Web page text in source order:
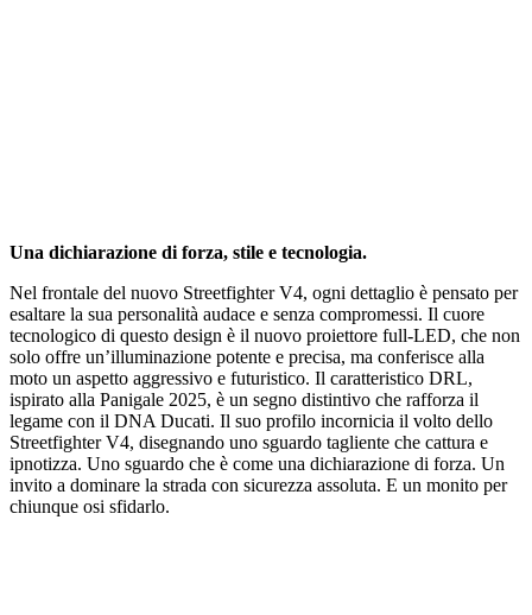
Una dichiarazione di forza, stile e tecnologia.
Nel frontale del nuovo Streetfighter V4, ogni dettaglio è pensato per
esaltare la sua personalità audace e senza compromessi. Il cuore
tecnologico di questo design è il nuovo proiettore full-LED, che non
solo offre un’illuminazione potente e precisa, ma conferisce alla
moto un aspetto aggressivo e futuristico. Il caratteristico DRL,
ispirato alla Panigale 2025, è un segno distintivo che rafforza il
legame con il DNA Ducati. Il suo profilo incornicia il volto dello
Streetfighter V4, disegnando uno sguardo tagliente che cattura e
ipnotizza. Uno sguardo che è come una dichiarazione di forza. Un
invito a dominare la strada con sicurezza assoluta. E un monito per
chiunque osi sfidarlo.